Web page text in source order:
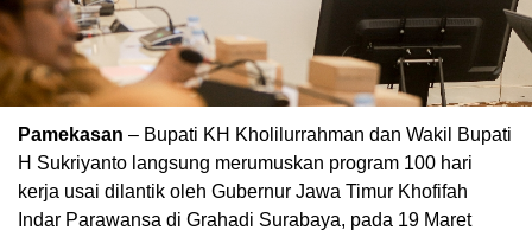
Pamekasan – Bupati KH Kholilurrahman dan Wakil Bupati
H Sukriyanto langsung merumuskan program 100 hari
kerja usai dilantik oleh Gubernur Jawa Timur Khofifah
Indar Parawansa di Grahadi Surabaya, pada 19 Maret